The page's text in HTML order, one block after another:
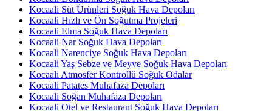
Kocaali Süt Ürünleri Soğuk Hava Depoları
Kocaali Hızlı ve Ön Soğutma Projeleri
Kocaali Elma Soğuk Hava Depoları
Kocaali Nar Soğuk Hava Depoları
Kocaali Narenciye Soğuk Hava Depoları
Kocaali Yaş Sebze ve Meyve Soğuk Hava Depoları
Kocaali Atmosfer Kontrollü Soğuk Odalar
Kocaali Patates Muhafaza Depoları
Kocaali Soğan Muhafaza Depoları
Kocaali Otel ve Restaurant Soğuk Hava Depoları